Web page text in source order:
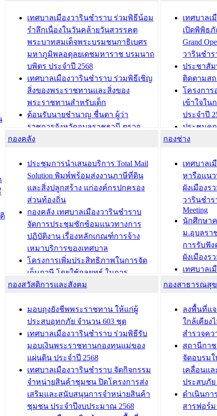
เทศบาลเมืองวารินชำราบ ร่วมพิธีน้อม
รำลึกเนื่องในวันคล้ายวันสวรรคต
พระบาทสมเด็จพระบรมชนกาธิเบศร
มหาภูมิพลอดุลยเดชมหาราช บรมนาถ
บพิตร ประจำปี 2568
เทศบาลเมืองวารินชำราบ ร่วมพิธีเชิญ
สิ่งของพระราชทานและสิ่งของ
พระราชทานสำหรับเด็ก
ต้อนรับนายชำนาญ ชื่นตา ผู้ว่า
ราชการจังหวัดอุบลราชธานี ตรวจ
ความเรียบร้อยของสถานที่ในการเตรี
องคมนตรี
สำนักทะเบียนท้องถิ่นเทศบาลเมือง
วารินชำราบ ดำเนินการมอบทะเบียน
บ้าน ทร.14 และบัตรประจำตัว
ประชาชนบุคคลประเภท 8 แก่บุคคลที่
ได้รับการเพิ่มชื่อในทะเบียนบ้าน
(ท.ร.14) กรณีคนไม่มีสัญชาติไทยได้รับ
อนุญาตให้มีถิ่นที่อยู่
ประชุมคณะกรรมการประเมินผลการ
ควบคุมภายในของ สำนัก/กอง/
โรงเรียน/ศูนย์พัฒนาเด็กเล็ก/สถานธนา
บทความ อื่นๆ ...
เทศบาลเ
เปิดพิพิธภั
Grand
วารินชำร
ประชาสัม
ติดตามส
โครงกา
เข้าใจใน
ประจำปี
ประชุมค
ความเสี่ย
ประชุมที
ชีวา สร้า
ขับเคลื่อน
“เมืองแห่
บทความ อื่นๆ ...
กองคลัง
ประชุมการนำเสนอบริการ Total Mail
Solution พิมพ์พร้อมส่งงานภาษีที่ดิน
และสิ่งปลูกสร้าง แก่องค์กรปกครอง
ส่วนท้องถิ่น
กองคลัง เทศบาลเมืองวารินชำราบ
จัดการประชุมซักซ้อมแนวทางการ
ปฏิบัติงาน เรื่องหลักเกณฑ์การจ้าง
เหมาบริการของเทศบาล
โครงการเพิ่มประสิทธิภาพในการจัด
เก็บภาษี โดยใช้กลยุทธ์ ในการ
พัฒนาการจัดเก็บรายได้ ประจำปี พ.ศ.
เทศบาลเมืองวารินชำราบ ร่วมการ
ประชุมวิชาการระดับนานาชาติและ
นิทรรศการด้านนวัตกรรมท้องถิ่น 2568
และรับรางวัลทีมนักวิจัยดีเด่นจาก
นวัตกรรมโครงการทะเบียนภาษีป้าย
ประชุมผู้เช่าอาคารพาณิชย์ บริเวณ
ถนนเกษมสุขและถนนประทุมเทพภักดี
บทความ อื่นๆ ...
กองช่าง
เทศบาลเ
หารือแน
ผังเมืองร
วารินชำร
Meeting
นักศึกษา
ม.อุบลรา
การรับฟั
ผังเมืองร
เทศบาลเ
โครงการ
เทศบาล
รับฟังคว
ผังเมือง
วารินชำ
เทศบาล
ซักซ้อมแ
ประโยช
บทความ อื่นๆ ...
กองสวัสดิการและสังคม
มอบถุงยังชีพพระราชทาน ให้แก่ผู้
ประสบอุทกภัย จำนวน 603 ชุด
เทศบาลเมืองวารินชำราบ ร่วมพิธีรับ
มอบเงินพระราชทานกองทุนแม่ของ
แผ่นดิน ประจำปี 2568
เทศบาลเมืองวารินชำราบ จัดกิจกรรม
จำหน่ายสินค้าชุมชน ปิดโครงการส่ง
เสริมและสนับสนุนการจำหน่ายสินค้า
ชุมชน ประจำปีงบประมาณ 2568
กองสาธารณสุ
ลงพื้นที่แ
ใกล้เคียง
สำรวจค
สถานีกา
จัดอบรม
เคลื่อนแ
ประสบภั
ดำเนินกา
สารฟอร์